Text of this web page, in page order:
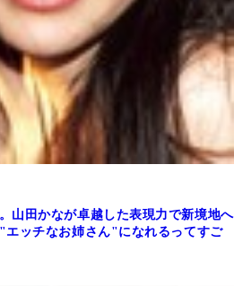
山田かなが卓越した表現力で新境地へ
"エッチなお姉さん"になれるってすご